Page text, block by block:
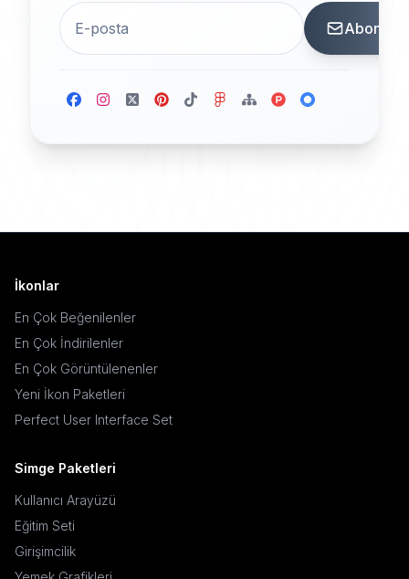
Abone
İkonlar
En Çok Beğenilenler
En Çok İndirilenler
En Çok Görüntülenenler
Yeni İkon Paketleri
Perfect User Interface Set
Simge Paketleri
Kullanıcı Arayüzü
Eğitim Seti
Girişimcilik